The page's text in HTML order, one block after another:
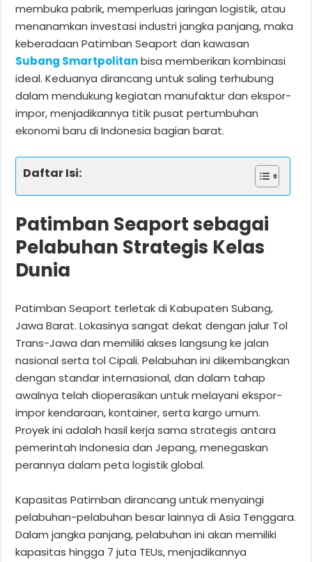
membuka pabrik, memperluas jaringan logistik, atau
menanamkan investasi industri jangka panjang, maka
keberadaan Patimban Seaport dan kawasan
Subang Smartpolitanbisa memberikan kombinasi
ideal. Keduanya dirancang untuk saling terhubung
dalam mendukung kegiatan manufaktur dan ekspor-
impor, menjadikannya titik pusat pertumbuhan
ekonomi baru di Indonesia bagian barat.
Daftar Isi:
Patimban Seaport sebagai
Pelabuhan Strategis Kelas
Dunia
Patimban Seaport terletak di Kabupaten Subang,
Jawa Barat. Lokasinya sangat dekat dengan jalur Tol
Trans-Jawa dan memiliki akses langsung ke jalan
nasional serta tol Cipali. Pelabuhan ini dikembangkan
dengan standar internasional, dan dalam tahap
awalnya telah dioperasikan untuk melayani ekspor-
impor kendaraan, kontainer, serta kargo umum.
Proyek ini adalah hasil kerja sama strategis antara
pemerintah Indonesia dan Jepang, menegaskan
perannya dalam peta logistik global.
Kapasitas Patimban dirancang untuk menyaingi
pelabuhan-pelabuhan besar lainnya di Asia Tenggara.
Dalam jangka panjang, pelabuhan ini akan memiliki
kapasitas hingga 7 juta TEUs, menjadikannya